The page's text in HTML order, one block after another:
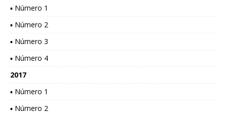
▪ Número 1
▪ Número 2
▪ Número 3
▪ Número 4
2017
▪ Número 1
▪ Número 2